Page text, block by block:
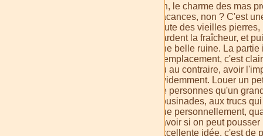
Ah, le charme des mas
vacances, non ? C'est
brute des vieilles
gardent la fraîcheur, et
une belle ruine. La
L'emplacement, c'est
ou au contraire, avoir
évidemment. Louer un
de personnes qu'un
cousinades, aux trucs
que personnellement,
savoir si on peut
excellente idée, c'est